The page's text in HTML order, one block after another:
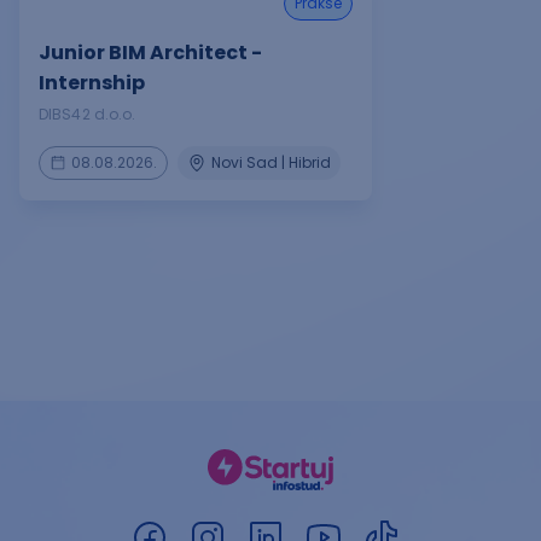
Junior BIM Architect -
Internship
DIBS42 d.o.o.
08.08.2026. Novi Sad | Hibrid